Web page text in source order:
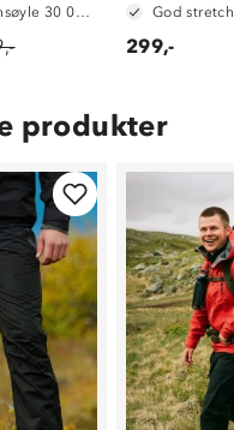
God stretch
299,-
produkter